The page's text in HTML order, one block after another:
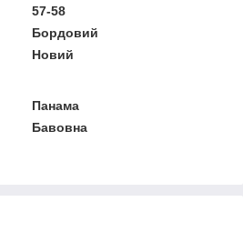
57-58
Бордовий
Новий
Панама
Бавовна